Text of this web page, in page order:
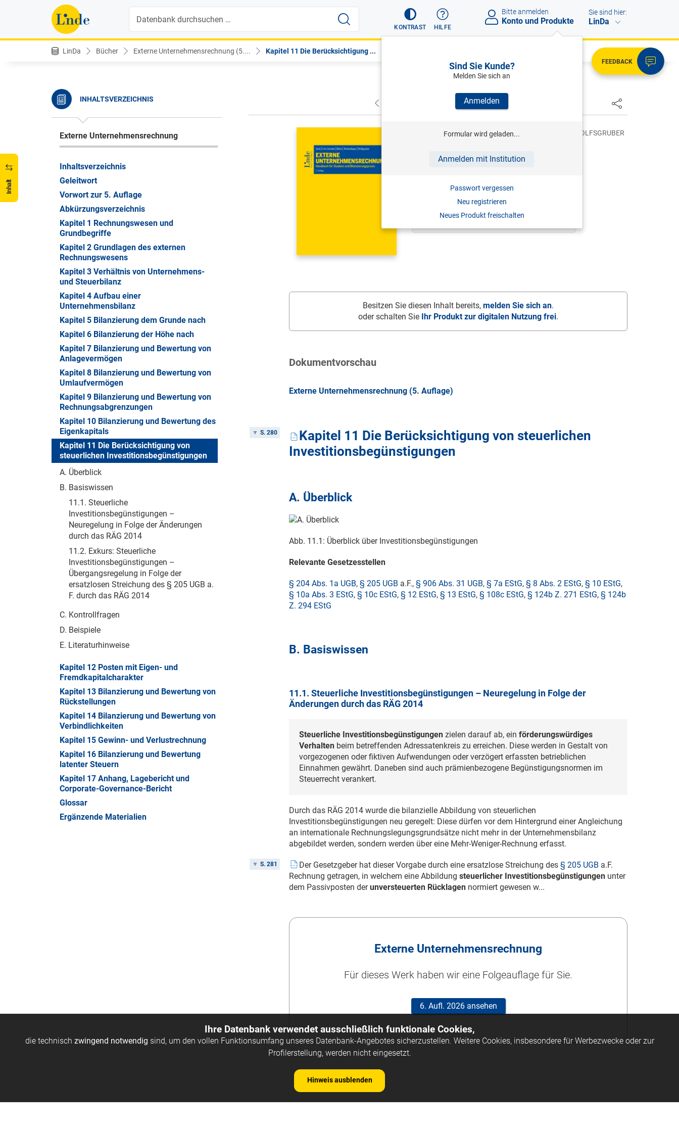
KONTRAST HILFE
Bitte anmelden
Konto und Produkte
Sind Sie Kunde?
Melden Sie sich an
Anmelden
Formular wird geladen...
Anmelden mit Institution
Passwort vergessen
Neu registrieren
Neues Produkt freischalten
Sie sind hier:
LinDa
LinDa Bücher Externe Unternehmensrechnung (5.... Kapitel 11 Die Berücksichtigung ...
FEEDBACK
Inhalt
INHALTSVERZEICHNIS
Externe Unternehmensrechnung
Inhaltsverzeichnis
Geleitwort
Vorwort zur 5. Auflage
Abkürzungsverzeichnis
Kapitel 1 Rechnungswesen und
Grundbegriffe
Kapitel 2 Grundlagen des externen
Rechnungswesens
Kapitel 3 Verhältnis von Unternehmens-
und Steuerbilanz
Kapitel 4 Aufbau einer
Unternehmensbilanz
Kapitel 5 Bilanzierung dem Grunde nach
Kapitel 6 Bilanzierung der Höhe nach
Kapitel 7 Bilanzierung und Bewertung von
Anlagevermögen
Kapitel 8 Bilanzierung und Bewertung von
Umlaufvermögen
Kapitel 9 Bilanzierung und Bewertung von
Rechnungsabgrenzungen
Kapitel 10 Bilanzierung und Bewertung des
Eigenkapitals
Kapitel 11 Die Berücksichtigung von
steuerlichen Investitionsbegünstigungen
A. Überblick
B. Basiswissen
11.1. Steuerliche
Investitionsbegünstigungen –
Neuregelung in Folge der Änderungen
durch das RÄG 2014
11.2. Exkurs: Steuerliche
Investitionsbegünstigungen –
Übergangsregelung in Folge der
ersatzlosen Streichung des § 205 UGB a.
F. durch das RÄG 2014
C. Kontrollfragen
D. Beispiele
E. Literaturhinweise
Kapitel 12 Posten mit Eigen- und
Fremdkapitalcharakter
Kapitel 13 Bilanzierung und Bewertung von
Rückstellungen
Kapitel 14 Bilanzierung und Bewertung von
Verbindlichkeiten
Kapitel 15 Gewinn- und Verlustrechnung
Kapitel 16 Bilanzierung und Bewertung
latenter Steuern
Kapitel 17 Anhang, Lagebericht und
Corporate-Governance-Bericht
Glossar
Ergänzende Materialien
NÄCHSTER
DENK/FRITZ-SCHMIED/MITTER/WOHLSCHLAGER/WOLFSGRUBER
Print-ISBN: 978-3-7073-3324-4
Besitzen Sie diesen Inhalt bereits, melden Sie sich an.
oder schalten Sie
Ihr Produkt zur digitalen Nutzung frei.
Dokumentvorschau
Externe Unternehmensrechnung (5. Auflage)
S. 280
Kapitel 11 Die Berücksichtigung von steuerlichen
Investitionsbegünstigungen
A. Überblick
Abb. 11.1: Überblick über Investitionsbegünstigungen
Relevante Gesetzesstellen
§ 204 Abs. 1a UGB, § 205 UGB a.F., § 906 Abs. 31 UGB, § 7a EStG, § 8 Abs. 2 EStG, § 10 EStG,
§ 10a Abs. 3 EStG, § 10c EStG, § 12 EStG, § 13 EStG, § 108c EStG, § 124b Z. 271 EStG, § 124b
Z. 294 EStG
B. Basiswissen
11.1. Steuerliche Investitionsbegünstigungen – Neuregelung in Folge der
Änderungen durch das RÄG 2014
Steuerliche Investitionsbegünstigungen zielen darauf ab, ein förderungswürdiges
Verhalten beim betreffenden Adressatenkreis zu erreichen. Diese werden in Gestalt von
vorgezogenen oder fiktiven Aufwendungen oder verzögert erfassten betrieblichen
Einnahmen gewährt. Daneben sind auch prämienbezogene Begünstigungsnormen im
Steuerrecht verankert.
Durch das RÄG 2014 wurde die bilanzielle Abbildung von steuerlichen
Investitionsbegünstigungen neu geregelt: Diese dürfen vor dem Hintergrund einer Angleichung
an internationale Rechnungslegungsgrundsätze nicht mehr in der Unternehmensbilanz
abgebildet werden, sondern werden über eine Mehr-Weniger-Rechnung erfasst.
S. 281 Der Gesetzgeber hat dieser Vorgabe durch eine ersatzlose Streichung des § 205 UGB a.F.
Rechnung getragen, in welchem eine Abbildung steuerlicher Investitionsbegünstigungen unter
dem Passivposten derunversteuerten Rücklagen normiert gewesen w...
Externe Unternehmensrechnung
Für dieses Werk haben wir eine Folgeauflage für Sie.
6. Aufl. 2026 ansehen
Ihre Datenbank verwendet ausschließlich funktionale Cookies,
die technisch zwingend notwendig sind, um den vollen Funktionsumfang unseres Datenbank-Angebotes sicherzustellen. Weitere Cookies, insbesondere für Werbezwecke oder zur
Profilerstellung, werden nicht eingesetzt.
Hinweis ausblenden